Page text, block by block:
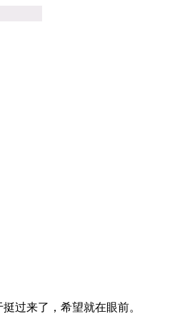
过来了，希望就在眼前。